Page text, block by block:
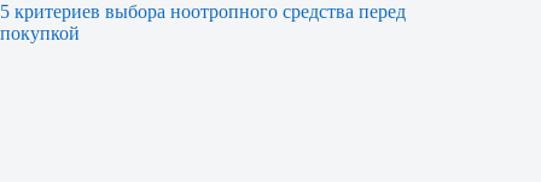
5 критериев выбора ноотропного средства перед
покупкой